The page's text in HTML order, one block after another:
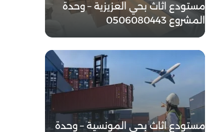
مستودع اثاث بحي العزيزية – وحدة
المشروع 0506080443
مستودع اثاث بحي المونسية – وحدة